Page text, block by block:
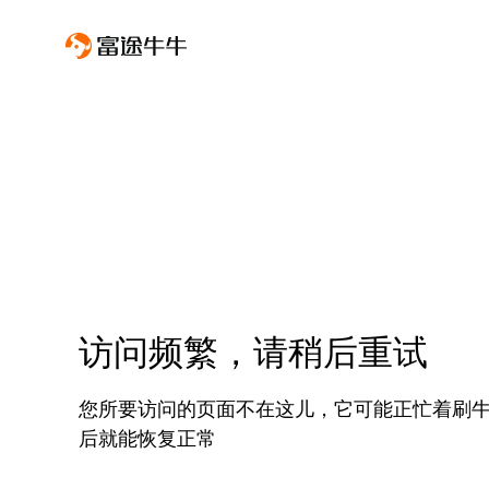
访问频繁，请稍后重试
您所要访问的页面不在这儿，它可能正忙着刷
后就能恢复正常